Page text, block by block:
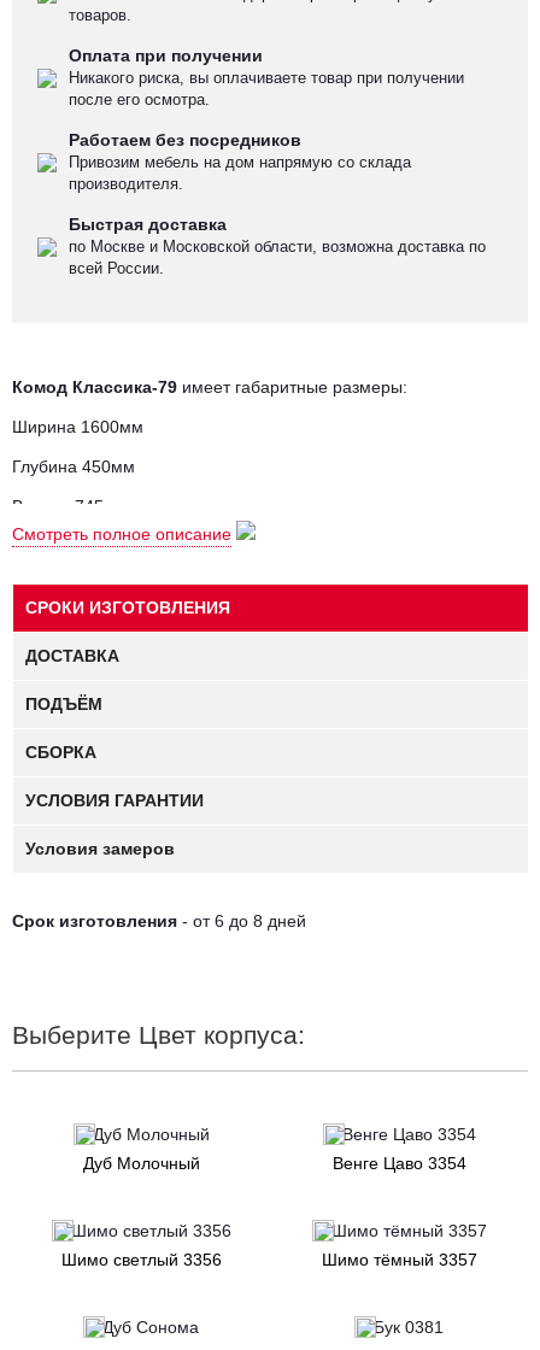
товаров.
Оплата при получении
Никакого риска, вы оплачиваете товар при получении
после его осмотра.
Работаем без посредников
Привозим мебель на дом напрямую со склада
производителя.
Быстрая доставка
по Москве и Московской области, возможна доставка по
всей России.
Комод Классика-79 имеет габаритные размеры:
Ширина 1600мм
Глубина 450мм
Высота 745мм
Тип направляющих выдвижных ящиков (роликовые или
Смотреть полное описание
СРОКИ ИЗГОТОВЛЕНИЯ
ДОСТАВКА
ПОДЪЁМ
СБОРКА
УСЛОВИЯ ГАРАНТИИ
Условия замеров
Срок изготовления - от 6 до 8 дней
Выберите Цвет корпуса:
Дуб Молочный Венге Цаво 3354
Шимо светлый 3356 Шимо тёмный 3357